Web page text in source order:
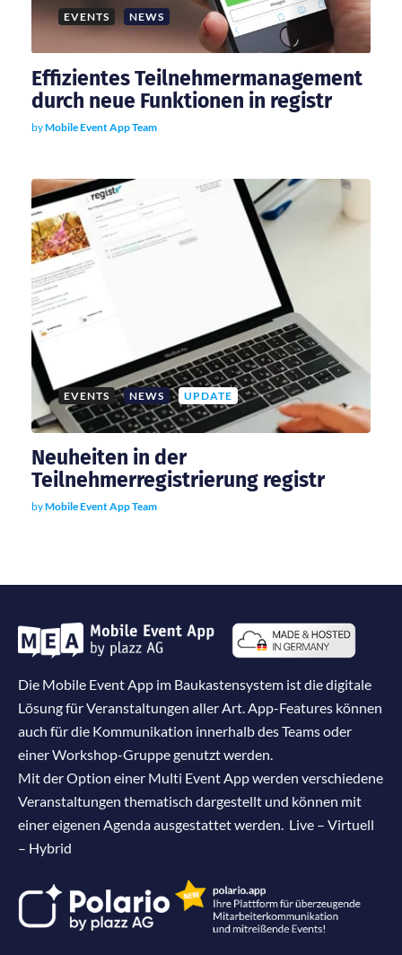
EVENTS NEWS
Effizientes Teilnehmermanagement
durch neue Funktionen in registr
byMobile Event App Team
EVENTS NEWS UPDATE
Neuheiten in der
Teilnehmerregistrierung registr
byMobile Event App Team
Die Mobile Event App im Baukastensystem ist die digitale
Lösung für Veranstaltungen aller Art. App-Features können
auch für die Kommunikation innerhalb des Teams oder
einer Workshop-Gruppe genutzt werden.
Mit der Option einer Multi Event App werden verschiedene
Veranstaltungen thematisch dargestellt und können mit
einer eigenen Agenda ausgestattet werden. Live – Virtuell
– Hybrid